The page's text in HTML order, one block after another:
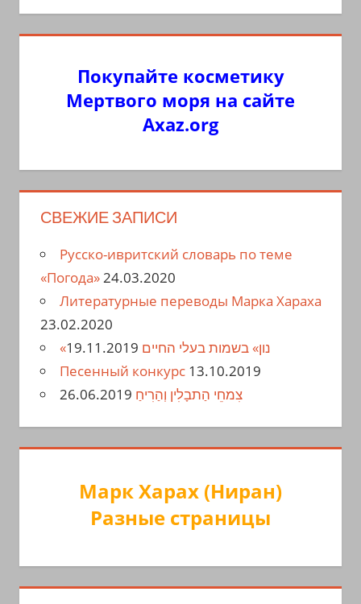
Покупайте косметику
Мертвого моря на сайте
Axaz.org
СВЕЖИЕ ЗАПИСИ
Русско-ивритский словарь по теме
«Погода»24.03.2020
Литературные переводы Марка Хараха
23.02.2020
«נון» בשמות בעלי החיים 19.11.2019
Песенный конкурс 13.10.2019
צִמחֵי הַתבָלִין וְהַרִיחַ 26.06.2019
Марк Харах (Ниран)
Разные страницы